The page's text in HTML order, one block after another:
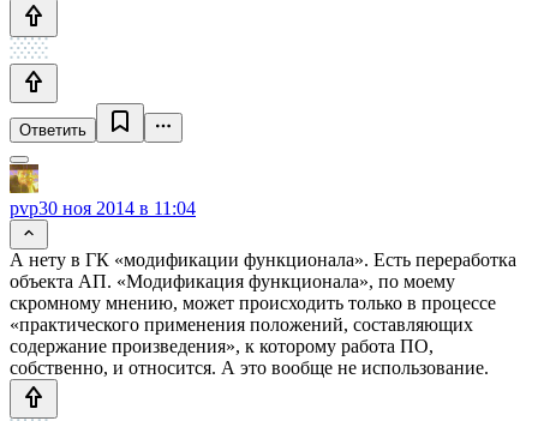
Ответить
pvp30 ноя 2014 в 11:04
А нету в ГК «модификации функционала». Есть переработка
объекта АП. «Модификация функционала», по моему
скромному мнению, может происходить только в процессе
«практического применения положений, составляющих
содержание произведения», к которому работа ПО,
собственно, и относится. А это вообще не использование.